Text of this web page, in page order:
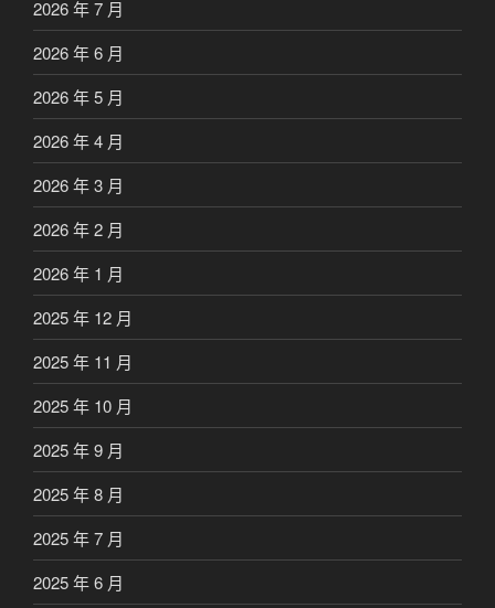
2026 年 7 月
2026 年 6 月
2026 年 5 月
2026 年 4 月
2026 年 3 月
2026 年 2 月
2026 年 1 月
2025 年 12 月
2025 年 11 月
2025 年 10 月
2025 年 9 月
2025 年 8 月
2025 年 7 月
2025 年 6 月